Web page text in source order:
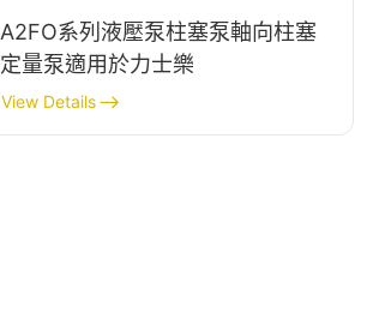
A2FO系列液壓泵柱塞泵軸向柱塞
定量泵適用於力士樂
View Details